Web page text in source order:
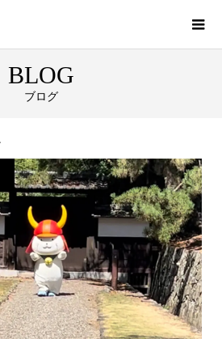
BLOG
ブログ